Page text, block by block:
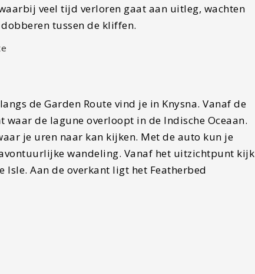
veel tijd verloren gaat aan uitleg, wachten
tussen de kliffen.
de Garden Route vind je in Knysna. Vanaf de
de lagune overloopt in de Indische Oceaan.
je uren naar kan kijken. Met de auto kun je
wandeling. Vanaf het uitzichtpunt kijk
Isle. Aan de overkant ligt het Featherbed